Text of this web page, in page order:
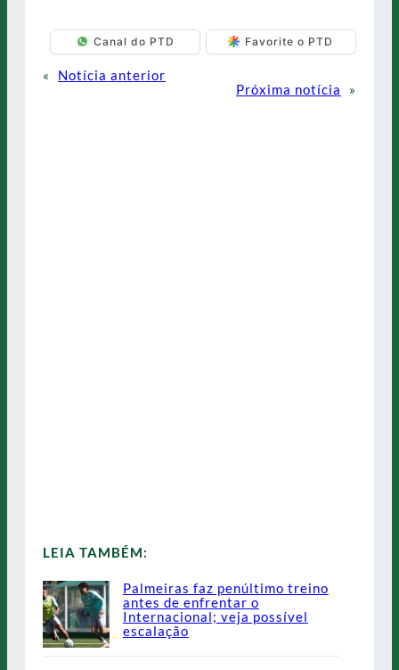
Canal do PTD Favorite o PTD
«
Notícia anterior
Próxima notícia
»
LEIA TAMBÉM:
Palmeiras faz penúltimo treino
antes de enfrentar o
Internacional; veja possível
escalação